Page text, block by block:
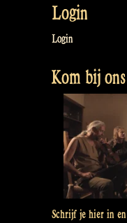
do
to
see
us?
Rapalje
Show
76”
Login
Login
Kom bij
Schrijf je hier in